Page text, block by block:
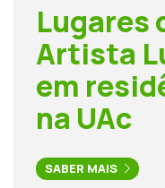
Lugares
Artista
em
na UAc
SABER MAIS